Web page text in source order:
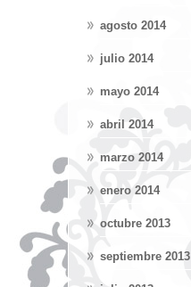
agosto 2014
julio 2014
mayo 2014
abril 2014
marzo 2014
enero 2014
octubre 2013
septiembre 2013